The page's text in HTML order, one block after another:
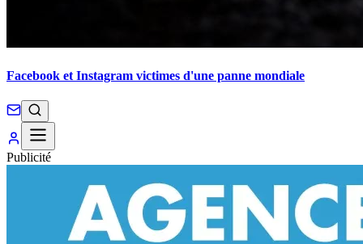
Facebook et Instagram victimes d'une panne mondiale
Publicité